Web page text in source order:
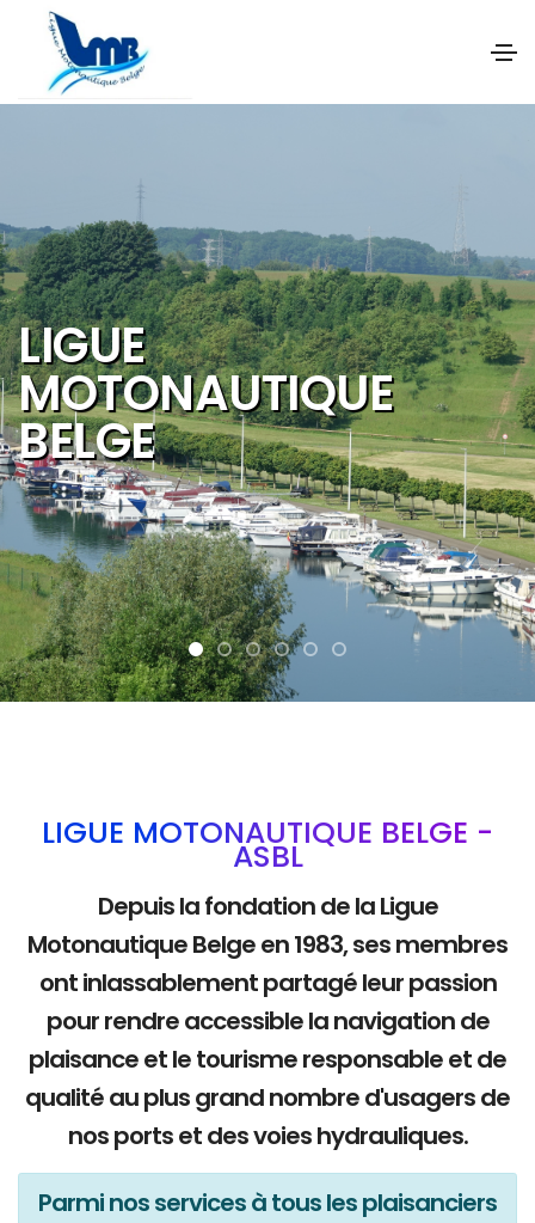
NOS OBJECTIFS
DE PROMOUVOIR ET
DEVELOPPER :
Les activités et
sports nautiques
Le tourisme de
qualité
La mobilité douce
LIGUE MOTONAUTIQUE BELGE -
ASBL
Depuis la fondation de la Ligue
Motonautique Belge en 1983, ses membres
ont inlassablement partagé leur passion
pour rendre accessible la navigation de
plaisance et le tourisme responsable et de
qualité au plus grand nombre d'usagers de
nos ports et des voies hydrauliques.
Parmi nos services à tous les plaisanciers